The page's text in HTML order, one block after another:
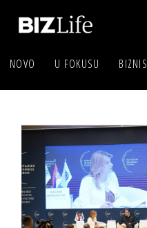
NOVO U FOKUSU BIZNIS